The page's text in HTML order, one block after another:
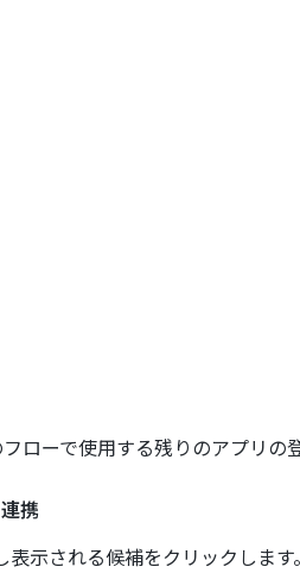
ローで使用する残りのアプリの
携
示される候補をクリックします